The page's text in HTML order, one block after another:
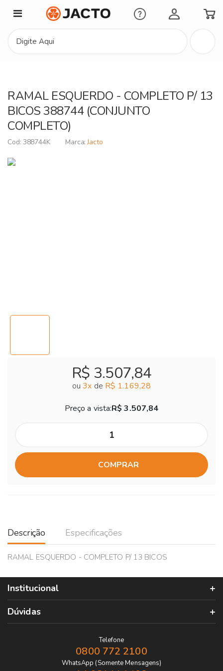
Minha Conta
RAMAL ESQUERDO - COMPLETO P/ 13
BICOS 388744 (CONJUNTO
COMPLETO)
388744K Jacto
R$ 3.507,84
ou3x de R$ 1.169,28
Preço a vista:R$ 3.507,84
COMPRAR
Descrição Especificações
RAMAL ESQUERDO - COMPLETO P/ 13 BICOS
Institucional
Dúvidas
Telefone
0800 772 2100
WhatsApp (Somente Mensagens)